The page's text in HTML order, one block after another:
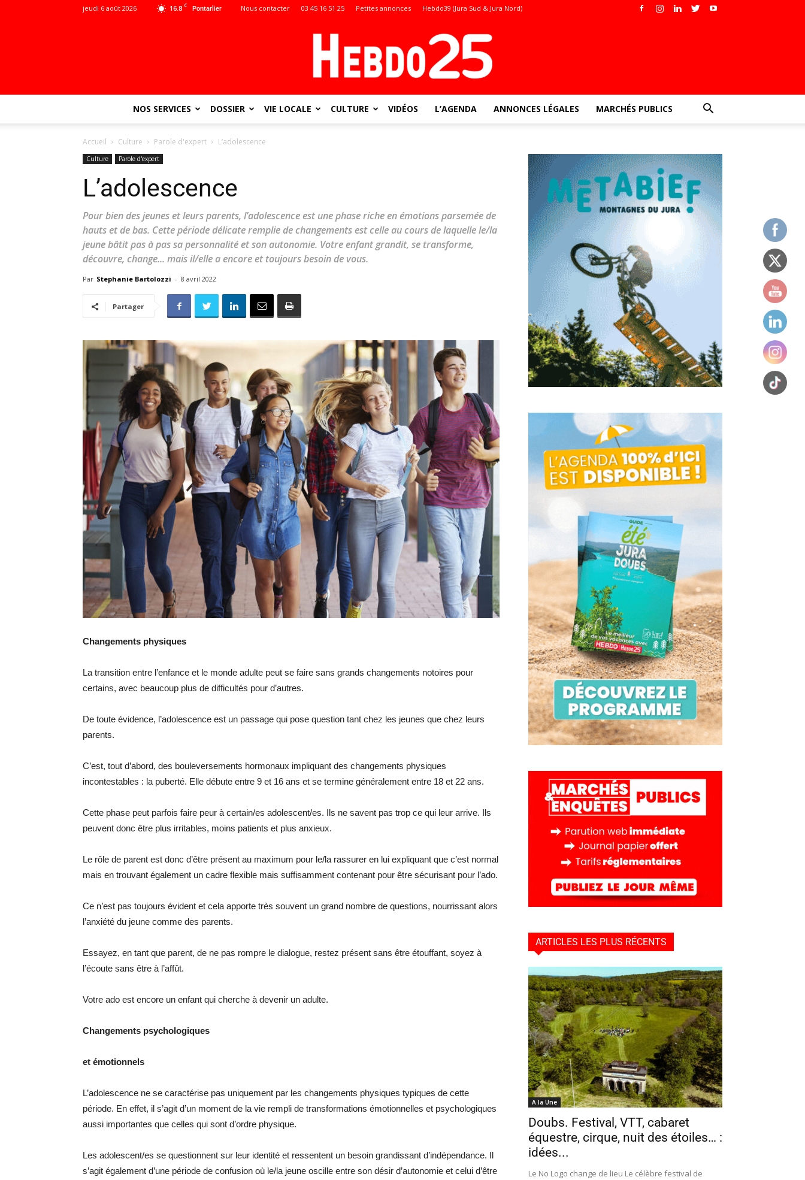
16.8 C Pontarlier
jeudi 6 août 2026 Nous contacter 03 45 16 51 25 Petites annonces Hebdo39 (Jura Sud & Jura Nord)
l'info
locale
–
Hebdo25
NOS SERVICES DOSSIER VIE LOCALE CULTURE VIDÉOS L’AGENDA ANNONCES LÉGALES MARCHÉS PUBLICS
Accueil Culture Parole d'expert L’adolescence
Culture Parole d'expert
L’adolescence
Pour bien des jeunes et leurs parents, l’adolescence est une phase riche en émotions parsemée de
hauts et de bas. Cette période délicate remplie de changements est celle au cours de laquelle le/la
jeune bâtit pas à pas sa personnalité et son autonomie. Votre enfant grandit, se transforme,
découvre, change... mais il/elle a encore et toujours besoin de vous.
Par Stephanie Bartolozzi - 8 avril 2022
Partager
Changements physiques
La transition entre l’enfance et le monde adulte peut se faire sans grands changements notoires pour
certains, avec beaucoup plus de difficultés pour d’autres.
De toute évidence, l’adolescence est un passage qui pose question tant chez les jeunes que chez leurs
parents.
C’est, tout d’abord, des bouleversements hormonaux impliquant des changements physiques
incontestables : la puberté. Elle débute entre 9 et 16 ans et se termine généralement entre 18 et 22 ans.
Cette phase peut parfois faire peur à certain/es adolescent/es. Ils ne savent pas trop ce qui leur arrive. Ils
peuvent donc être plus irritables, moins patients et plus anxieux.
Le rôle de parent est donc d’être présent au maximum pour le/la rassurer en lui expliquant que c’est normal
mais en trouvant également un cadre flexible mais suffisamment contenant pour être sécurisant pour l’ado.
Ce n’est pas toujours évident et cela apporte très souvent un grand nombre de questions, nourrissant alors
l’anxiété du jeune comme des parents.
Essayez, en tant que parent, de ne pas rompre le dialogue, restez présent sans être étouffant, soyez à
l’écoute sans être à l’affût.
Votre ado est encore un enfant qui cherche à devenir un adulte.
Changements psychologiques
et émotionnels
L’adolescence ne se caractérise pas uniquement par les changements physiques typiques de cette
période. En effet, il s’agit d’un moment de la vie rempli de transformations émotionnelles et psychologiques
aussi importantes que celles qui sont d’ordre physique.
Les adolescent/es se questionnent sur leur identité et ressentent un besoin grandissant d’indépendance. Il
s’agit également d’une période de confusion où le/la jeune oscille entre son désir d’autonomie et celui d’être
ARTICLES LES PLUS RÉCENTS
A la Une
Doubs. Festival, VTT, cabaret
équestre, cirque, nuit des étoiles… :
idées...
Le No Logo change de lieu Le célèbre festival de